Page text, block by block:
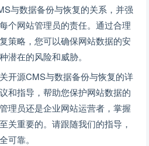
与数据备份与恢复的关系，并强
个网站管理员的责任。通过合理
策略，您可以确保网站数据的安
潜在的风险和威胁。
开源CMS与数据备份与恢复的详
和指导，帮助您保护网站数据的
理员还是企业网站运营者，掌握
关重要的。请跟随我们的指导，
可靠。